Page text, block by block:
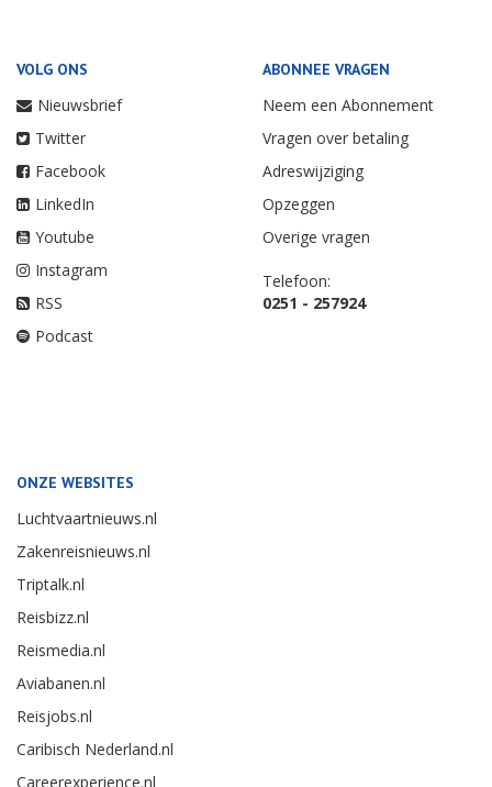
VOLG ONS
Nieuwsbrief
Twitter
Facebook
LinkedIn
Youtube
Instagram
RSS
Podcast
ABONNEE VRAGEN
Neem een Abonnement
Vragen over betaling
Adreswijziging
Opzeggen
Overige vragen
Telefoon:
0251 - 257924
ONZE WEBSITES
Luchtvaartnieuws.nl
Zakenreisnieuws.nl
Triptalk.nl
Reisbizz.nl
Reismedia.nl
Aviabanen.nl
Reisjobs.nl
Caribisch Nederland.nl
Careerexperience.nl